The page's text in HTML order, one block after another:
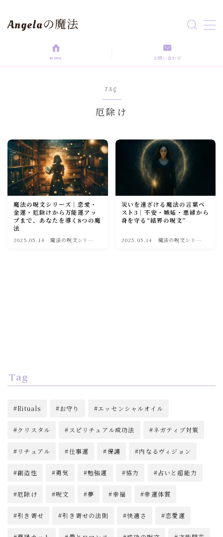
Angelaの魔法
love magic
Rituals
self love
soulmate
menu お問い合わせ
TAG
厄除け
魔法の呪文シリーズ｜恋愛・
金運・厄除けから万能運アッ
プまで、あなたを導く8つの魔
法
2025.05.14
魔法の呪文シリー
災いを遠ざける魔法の言葉ベ
スト3｜不安・嫉妬・悪縁から
身を守る“結界の呪文”
2025.05.14
魔法の呪文シリー
Tag
Rituals お守り エッセンシャルオイル
クリスタル スピリチュアル成功法 ネガティブ対策
リチュアル 仕事運 保護 内なるヴィジョン
創造性 勇気 勉強運 協力 占いと超能力
厄除け 呪文 夢 幸福 幸運体質
引き寄せ 引き寄せの法則 快適さ 恋愛運